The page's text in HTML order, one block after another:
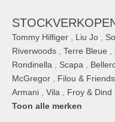
Tommy Hilfiger Liu Jo
Riverwoods
Terre Bleue
Rondinella
Scapa
McGregor
Filou & Friends
Armani
Vila Froy & Dind
Toon alle merken